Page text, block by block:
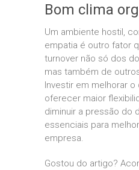
Bom clima
Um ambiente hostil,
empatia é outro fator
turnover não só dos
mas também de
Investir em melhorar
oferecer maior
diminuir a pressão do
essenciais para
empresa.
Gostou do artigo?